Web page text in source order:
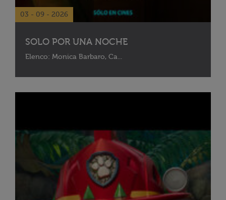
03 - 09 - 2026
SOLO POR UNA NOCHE
Elenco: Monica Barbaro, Ca...